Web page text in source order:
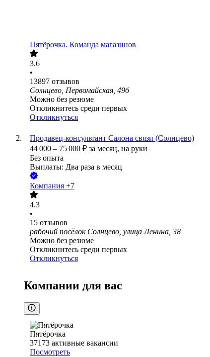
Пятёрочка. Команда магазинов
3.6
•
13897 отзывов
Солнцево, Первомайская, 49б
Можно без резюме
Откликнитесь среди первых
Откликнуться
Продавец-консультант Салона связи (Солнцево)
44 000 – 75 000 ₽ за месяц, на руки
Без опыта
Выплаты: Два раза в месяц
Компания +7
4.3
•
15 отзывов
рабочий посёлок Солнцево, улица Ленина, 38
Можно без резюме
Откликнитесь среди первых
Откликнуться
Компании для вас
Пятёрочка
37173 активные вакансии
Посмотреть